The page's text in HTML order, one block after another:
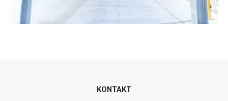
KONTAKT